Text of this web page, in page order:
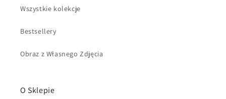
Wszystkie kolekcje
Bestsellery
Obraz z Własnego Zdjęcia
O Sklepie